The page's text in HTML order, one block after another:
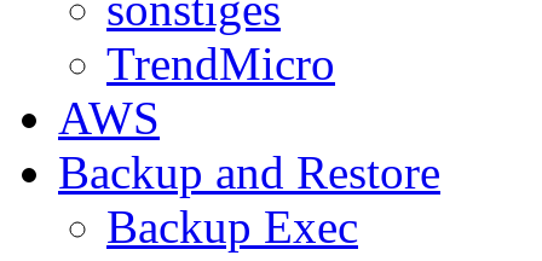
TrendMicro
AWS
Backup and Restore
Backup Exec